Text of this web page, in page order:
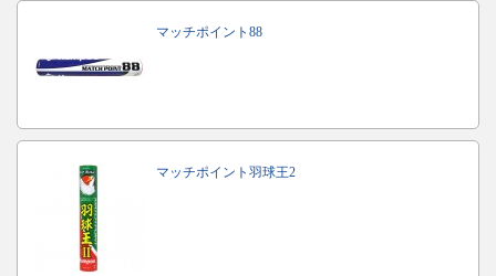
マッチポイント88
マッチポイント羽球王2